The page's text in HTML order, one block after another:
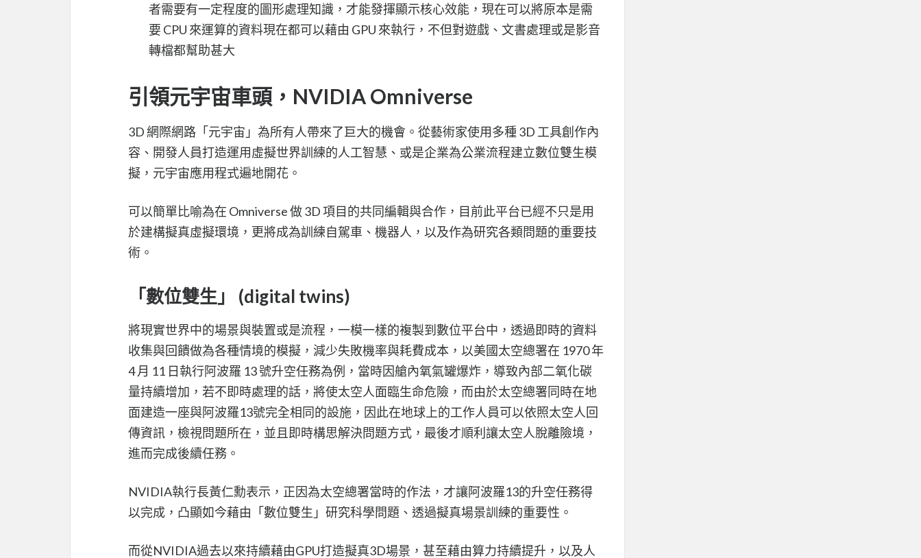
者需要有一定程度的圖形處理知識，才能發揮顯示核心效能，現在可以將原本是需
要 CPU 來運算的資料現在都可以藉由 GPU 來執行，不但對遊戲、文書處理或是影音
轉檔都幫助甚大
引領元宇宙車頭，NVIDIA Omniverse
3D 網際網路「元宇宙」為所有人帶來了巨大的機會。從藝術家使用多種 3D 工具創作內
容、開發人員打造運用虛擬世界訓練的人工智慧、或是企業為公業流程建立數位雙生模
擬，元宇宙應用程式遍地開花。
可以簡單比喻為在 Omniverse 做 3D 項目的共同編輯與合作，目前此平台已經不只是用
於建構擬真虛擬環境，更將成為訓練自駕車、機器人，以及作為研究各類問題的重要技
術。
「數位雙生」 (digital twins)
將現實世界中的場景與裝置或是流程，一模一樣的複製到數位平台中，透過即時的資料
收集與回饋做為各種情境的模擬，減少失敗機率與耗費成本，以美國太空總署在 1970 年
4 月 11 日執行阿波羅 13 號升空任務為例，當時因艙內氧氣罐爆炸，導致內部二氧化碳
量持續增加，若不即時處理的話，將使太空人面臨生命危險，而由於太空總署同時在地
面建造一座與阿波羅13號完全相同的設施，因此在地球上的工作人員可以依照太空人回
傳資訊，檢視問題所在，並且即時構思解決問題方式，最後才順利讓太空人脫離險境，
進而完成後續任務。
NVIDIA執行長黃仁勳表示，正因為太空總署當時的作法，才讓阿波羅13的升空任務得
以完成，凸顯如今藉由「數位雙生」研究科學問題、透過擬真場景訓練的重要性。
而從NVIDIA過去以來持續藉由GPU打造擬真3D場景，甚至藉由算力持續提升，以及人